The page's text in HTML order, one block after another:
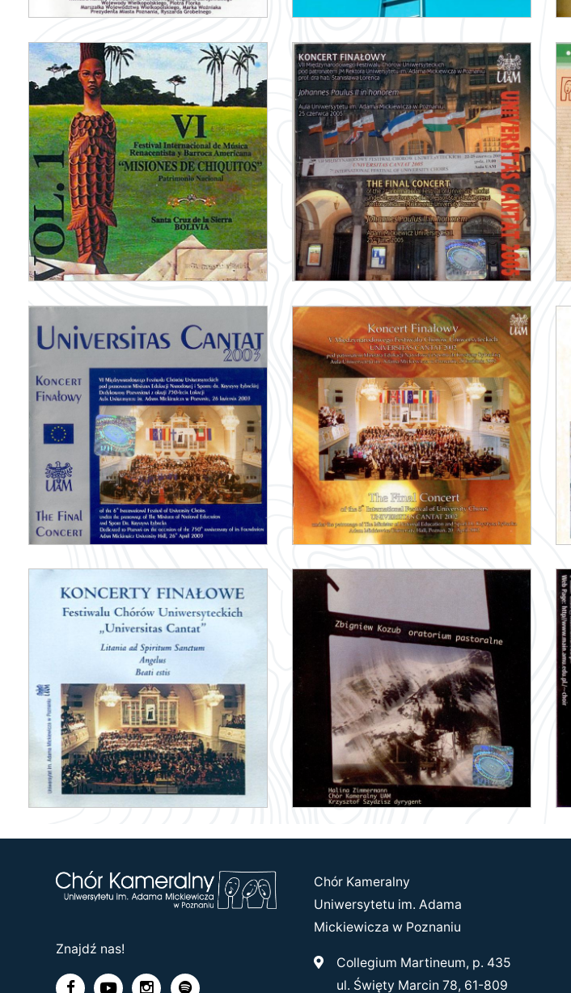
Znajdź nas!
Chór Kameralny
Uniwersytetu im. Adama
Mickiewicza w Poznaniu
Collegium Martineum, p. 435
ul. Święty Marcin 78, 61-809